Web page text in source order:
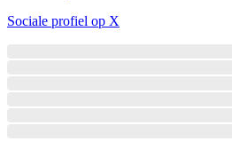
Sociale profiel op X